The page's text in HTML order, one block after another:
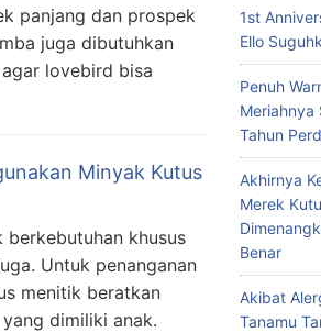
panjang dan prospek
juga dibutuhkan
lovebird bisa
Minyak Kutus
berkebutuhan khusus
Untuk penanganan
menitik beratkan
dimiliki anak.
1st
Ello
Penuh
Meriahnya
Tahun
Akhirnya
Merek
Benar
Akibat
Tanamu